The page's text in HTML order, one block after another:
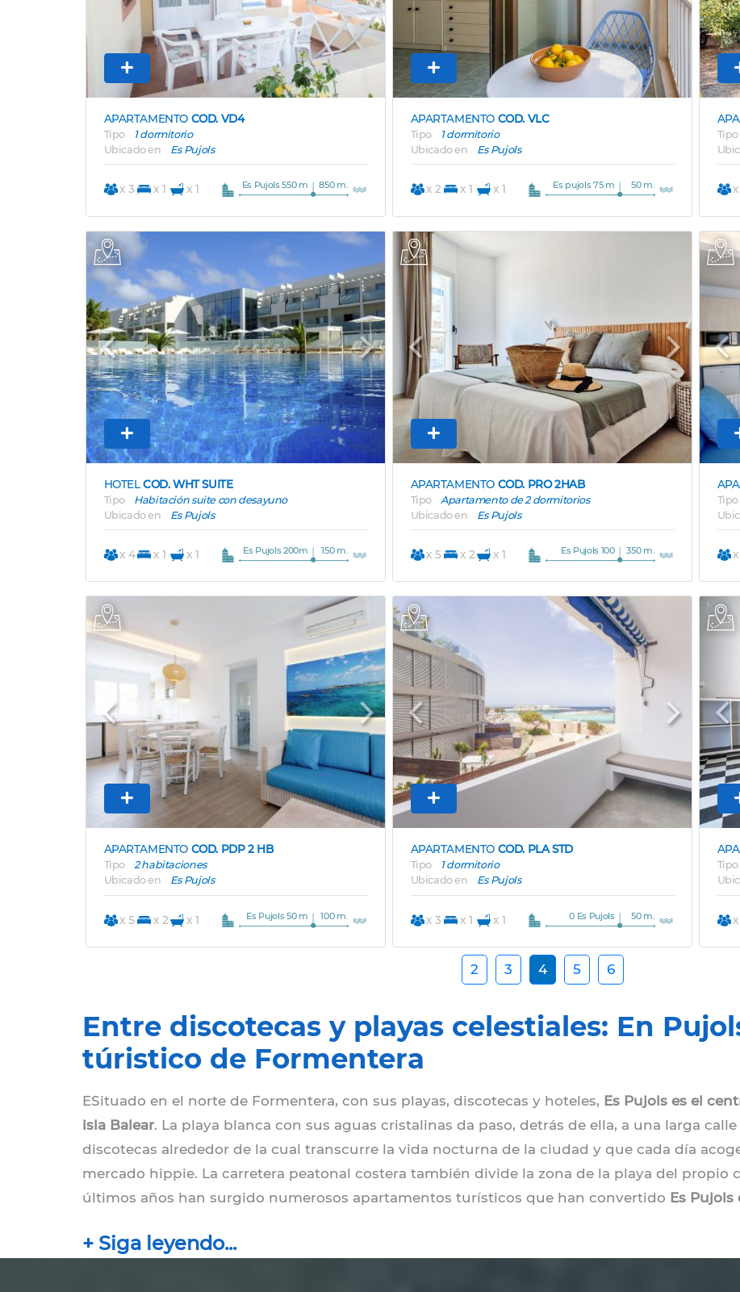
APARTAMENTO COD. VD4
Tipo
1 dormitorio
Ubicado en
Es Pujols
x 3 x 1 x 1 Es Pujols 550 m 850 m.
APARTAMENTO COD. VLC
Tipo
1 dormitorio
Ubicado en
Es Pujols
x 2 x 1 x 1 Es pujols 75 m 50 m.
Tipo
Previous Next
HOTELCOD. WHT SUITE
Tipo
Habitación suite con desayuno
Ubicado en
Es Pujols
x 4 x 1 x 1 Es Pujols 200m 150 m.
Previous Next
APARTAMENTO COD. PRO 2HAB
Tipo
Apartamento de 2 dormitorios
Ubicado en
Es Pujols
x 5 x 2 x 1 Es Pujols 100 350 m.
Tipo
Previous Next
APARTAMENTO COD. PDP 2 HB
Tipo
2 habitaciones
Ubicado en
Es Pujols
x 5 x 2 x 1 Es Pujols 50 m 100 m.
Previous Next
APARTAMENTO COD. PLA STD
Tipo
1 dormitorio
Ubicado en
Es Pujols
x 3 x 1 x 1 0 Es Pujols 50 m.
Tipo
2 3 4 5 6
Entre discotecas y playas celestiales: En
túristico de Formentera
ESituado en el norte de Formentera, con sus playas, discotecas y hoteles, Es Pujols es el
isla Balear. La playa blanca con sus aguas cristalinas da paso, detrás de ella, a una larga
discotecas alrededor de la cual transcurre la vida nocturna de la ciudad y que cada día
mercado hippie. La carretera peatonal costera también divide la zona de la playa del propio
últimos años han surgido numerosos apartamentos turísticos que han convertido Es
restaurantes de pescado que hay en la playa, para luego continuar continuar la velada en